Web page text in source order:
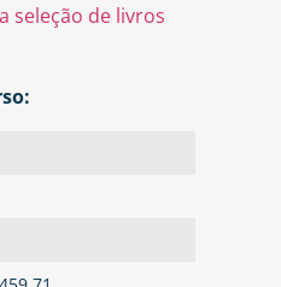
seleção de livros